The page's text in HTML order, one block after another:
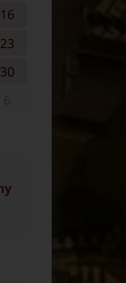
16
23
30